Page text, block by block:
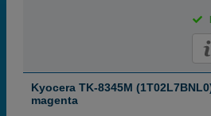
Kyocera TK-8345M
magenta